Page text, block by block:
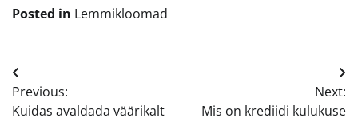
Posted in Lemmikloomad
Navigeerimine
Previous:
Kuidas avaldada väärikalt
Next:
Mis on krediidi kulukuse